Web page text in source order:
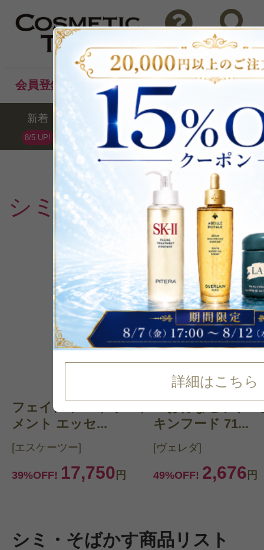
問い合わせ 検索
会員登録後のお買い物でポイントプレゼント！
新着
8/5 UP!
セール ランキング ブ
詳細はこちら
シミ・そばかすの週間
フェイシャル トリート
メント エッセ...
[エスケーツー]
39%OFF! 17,750 円
2
キンフード 71...
[ヴェレダ]
49%OFF! 2,676 円
シミ・そばかす商品リスト